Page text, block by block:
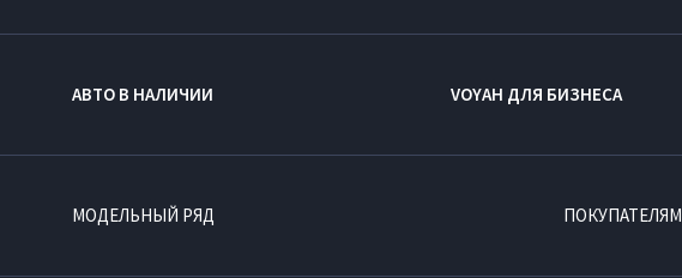
АВТО В НАЛИЧИИ VOYAH ДЛЯ БИЗНЕСА
МОДЕЛЬНЫЙ РЯД ПОКУПАТЕЛЯМ